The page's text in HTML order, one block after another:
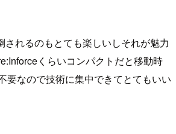
されるのもとても楽しいしそれが魅力
くらいコンパクトだと移動時
要なので技術に集中できてとてもいい